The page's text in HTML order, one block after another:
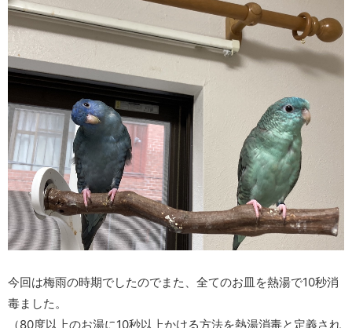
今回は梅雨の時期でしたのでまた、全てのお皿を熱湯で10秒消
毒ました。
（80度以上のお湯に10秒以上かける方法を熱湯消毒と定義され